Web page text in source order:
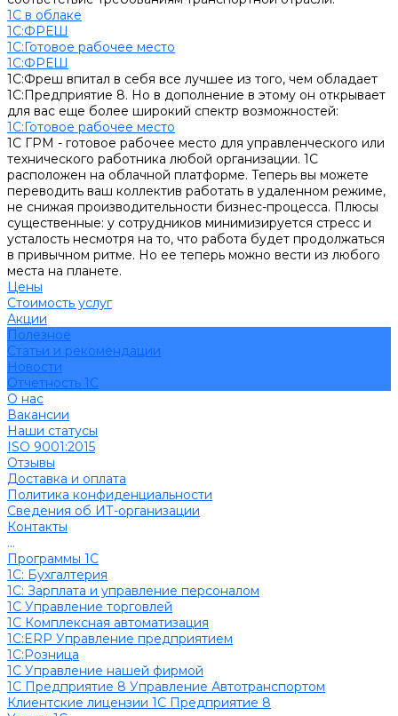
1С в облаке
1С:ФРЕШ
1C:Готовое рабочее место
1С:ФРЕШ
1С:Фреш впитал в себя все лучшее из того, чем обладает
1С:Предприятие 8. Но в дополнение в этому он открывает
для вас еще более широкий спектр возможностей:
1C:Готовое рабочее место
1С ГРМ - готовое рабочее место для управленческого или
технического работника любой организации. 1С
расположен на облачной платформе. Теперь вы можете
переводить ваш коллектив работать в удаленном режиме,
не снижая производительности бизнес-процесса. Плюсы
существенные: у сотрудников минимизируется стресс и
усталость несмотря на то, что работа будет продолжаться
в привычном ритме. Но ее теперь можно вести из любого
места на планете.
Цены
Стоимость услуг
Акции
Полезное
Cтатьи и рекомендации
Новости
Отчетность 1С
О нас
Вакансии
Наши статусы
ISO 9001:2015
Отзывы
Доставка и оплата
Политика конфиденциальности
Сведения об ИТ-организации
Контакты
...
Программы 1С
1C: Бухгалтерия
1С: Зарплата и управление персоналом
1С Управление торговлей
1С Комплексная автоматизация
1С:ERP Управление предприятием
1С:Розница
1С Управление нашей фирмой
1С Предприятие 8 Управление Автотранспортом
Клиентские лицензии 1С Предприятие 8